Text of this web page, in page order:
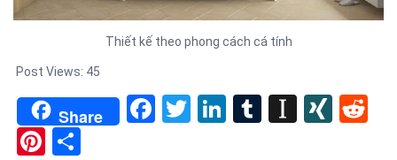
Thiết kế theo phong cách cá tính
Post Views: 45
Share Facebook
TwitterLinkedIn
Tumblr
Pinterest